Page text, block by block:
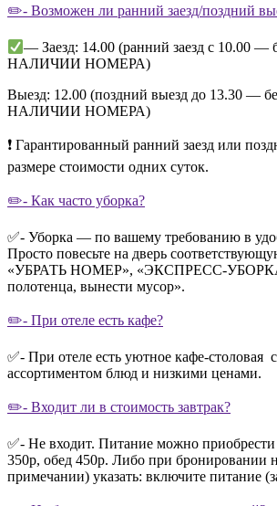
✏️- Возможен ли ранний заезд/поздний
— Заезд: 14.00 (ранний заезд с 10.00 —
НАЛИЧИИ НОМЕРА)
Выезд: 12.00 (поздний выезд до 13.30 —
НАЛИЧИИ НОМЕРА)
❗️ Гарантированный ранний заезд или
размере стоимости одних суток.
✏️- Как часто уборка?
✅- Уборка — по вашему требованию в
Просто повесьте на дверь
«УБРАТЬ НОМЕР», «ЭКСПРЕСС-
полотенца, вынести мусор».
✏️- При отеле есть кафе?
✅- При отеле есть уютное кафе-столовая
ассортиментом блюд и низкими ценами.
✏️- Входит ли в стоимость завтрак?
✅- Не входит. Питание можно приобрести
350р, обед 450р. Либо при бронировании
примечании) указать: включите питание